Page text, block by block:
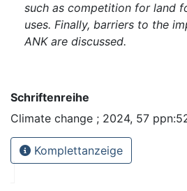
such as competition for land
uses. Finally, barriers to the
ANK are discussed.
Schriftenreihe
Climate change ; 2024, 57
Komplettanzeige